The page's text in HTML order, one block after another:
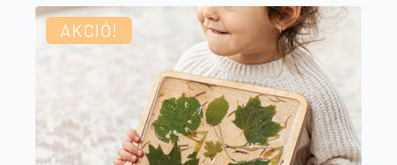
was:
19
990 Ft.
is:
14
000 Ft.
AKCIÓ!